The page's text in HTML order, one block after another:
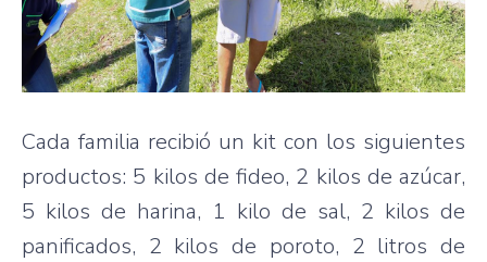
Cada familia recibió un kit con los siguientes
productos: 5 kilos de fideo, 2 kilos de azúcar,
5 kilos de harina, 1 kilo de sal, 2 kilos de
panificados, 2 kilos de poroto, 2 litros de